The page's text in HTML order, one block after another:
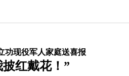
功现役军人家庭送喜报
红戴花！”